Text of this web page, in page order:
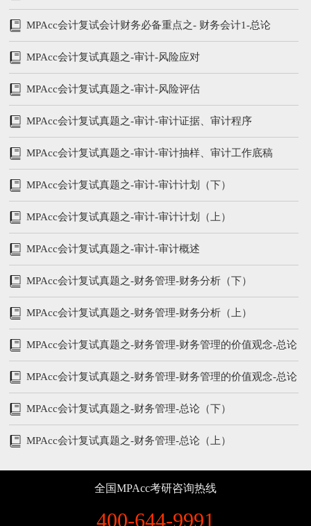
（下）
MPAcc会计复试会计财务必备重点之- 财务会计1-总论
（上）
MPAcc会计复试真题之-审计-风险应对
MPAcc会计复试真题之-审计-风险评估
MPAcc会计复试真题之-审计-审计证据、审计程序
MPAcc会计复试真题之-审计-审计抽样、审计工作底稿
MPAcc会计复试真题之-审计-审计计划（下）
MPAcc会计复试真题之-审计-审计计划（上）
MPAcc会计复试真题之-审计-审计概述
MPAcc会计复试真题之-财务管理-财务分析（下）
MPAcc会计复试真题之-财务管理-财务分析（上）
MPAcc会计复试真题之-财务管理-财务管理的价值观念-总论
（下）
MPAcc会计复试真题之-财务管理-财务管理的价值观念-总论
（上）
MPAcc会计复试真题之-财务管理-总论（下）
MPAcc会计复试真题之-财务管理-总论（上）
全国MPAcc考研咨询热线
400-644-9991